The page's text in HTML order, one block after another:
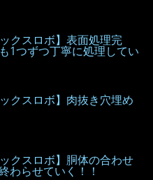
クスロボ】表面処理完
1つずつ丁寧に処理してい
クスロボ】肉抜き穴埋め
ックスロボ】胴体の合わせ
わらせていく！！